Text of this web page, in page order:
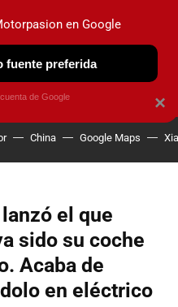
OBSERVATORIO
China Google Maps
el que
sido su coche
Acaba de
en eléctrico
×
en Google
fuente preferida
de Google